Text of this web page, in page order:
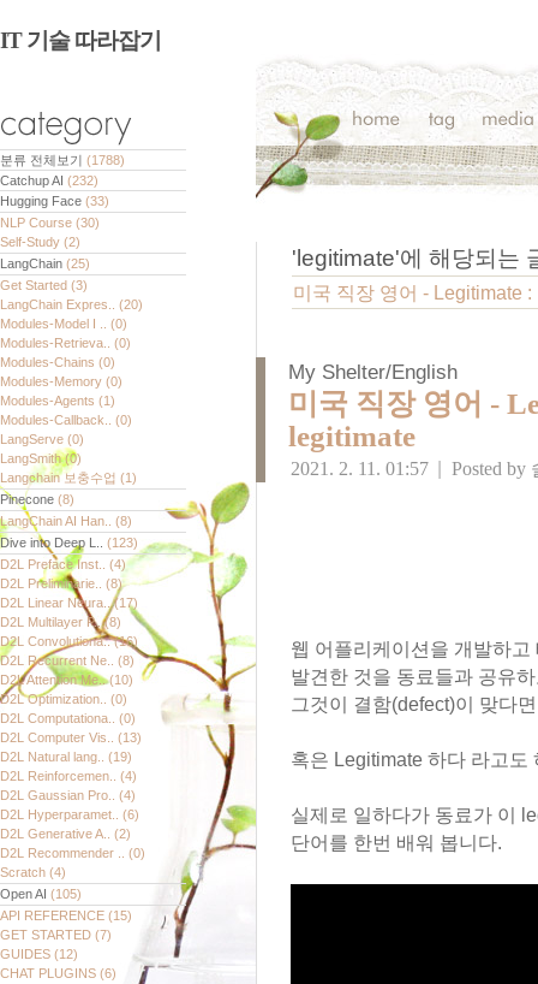
IT 기술 따라잡기
분류 전체보기 (1788)
Catchup AI (232)
Hugging Face (33)
NLP Course (30)
Self-Study (2)
LangChain (25)
Get Started (3)
LangChain Expres.. (20)
Modules-Model I .. (0)
Modules-Retrieva.. (0)
Modules-Chains (0)
Modules-Memory (0)
Modules-Agents (1)
Modules-Callback.. (0)
LangServe (0)
LangSmith(0)
Langchain 보충수업 (1)
Pinecone (8)
LangChain AI Han.. (8)
Dive into Deep L.. (123)
D2L Preface Inst.. (4)
D2L Preliminarie.. (8)
D2L Linear Neura..(17)
D2L Multilayer P..(8)
D2L Convolutiona..(16)
D2L Recurrent Ne.. (8)
D2L Attention Me..(10)
D2L Optimization.. (0)
D2L Computationa.. (0)
D2L Computer Vis.. (13)
D2L Natural lang.. (19)
D2L Reinforcemen.. (4)
D2L Gaussian Pro.. (4)
D2L Hyperparamet.. (6)
D2L Generative A.. (2)
D2L Recommender .. (0)
Scratch (4)
Open AI (105)
API REFERENCE (15)
GET STARTED (7)
GUIDES (12)
CHAT PLUGINS (6)
' legitimate'에 해당되는
미국 직장 영어 - Legitimate
My Shelter/English
미국 직장 영어 -
legitimate
2021. 2. 11. 01:57 Posted by
웹 어플리케이션을 개발하
발견한 것을 동료들과 공유
그것이 결함(defect)이 맞다
혹은 Legitimate 하다 라고도
실제로 일하다가 동료가 이
단어를 한번 배워 봅니다.